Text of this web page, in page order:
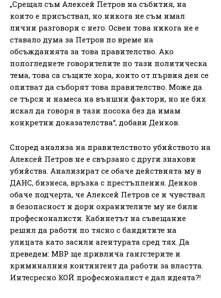
„Срещал съм Алексей Петров на събития, на
които е присъствал, но никога не съм имал
лични разговори с него. Освен това никога не е
ставало дума за Петров по време на
обсъжданията за това правителство. Ако
попогледнете говорителите по тази политическа
тема, това са същите хора, които от първия ден се
опитват да съборят това правителство. Може да
се търси и намеса на външни фактори, но не бих
искал да говоря в тази посока без да имам
конкретни доказателства“, добави Денков.
Според анализа на правителството убийството на
Алексей Петров не е свързано с други знакови
убийства. Анализират се обаче действията му в
ДАНС, бизнеса, връзка с престъпления. Денков
обаче подчерта, че Алексей Петров се и чувствал
в безопасност и дори охранителите му не били
професионалисти. Кабинетът на съвещание
решил да работи по тясно с бандитите на
улицата като засили агентурата сред тях. Да
преведем: МВР ще привлича гангстерите и
криминалния контингент да работи за властта.
Интесресно КОЙ професионалист е дал идеята?!